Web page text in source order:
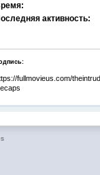
активность:
fullmovieus.com/